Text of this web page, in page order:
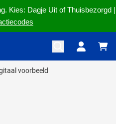
Kies: Dagje Uit of Thuisbezorgd |
voorbeeld